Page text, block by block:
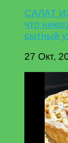
САЛАТ
что
сытный
27 Окт,